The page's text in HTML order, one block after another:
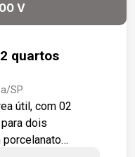
V
quartos
SP
útil, com 02
dois
porcelanato